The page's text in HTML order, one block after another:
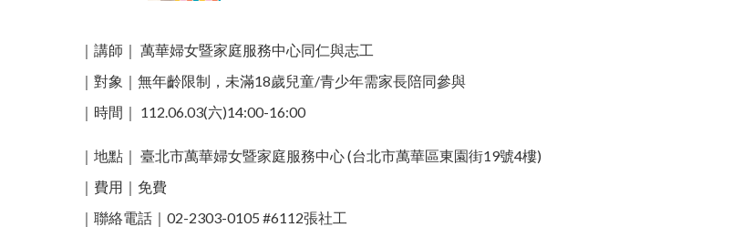
｜講師｜ 萬華婦女暨家庭服務中心同仁與志工
｜對象｜無年齡限制，未滿18歲兒童/青少年需家長陪同參與
｜時間｜ 112.06.03(六)14:00-16:00​
｜地點｜ 臺北市萬華婦女暨家庭服務中心 (台北市萬華區東園街19號4樓)​
｜費用｜免費
｜聯絡電話｜02-2303-0105 #6112張社工 ​